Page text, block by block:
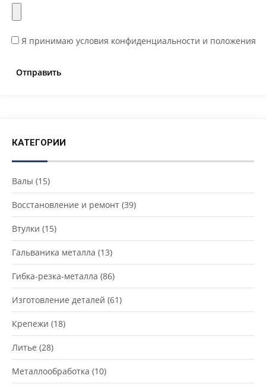
Я принимаю условия конфиденциальности и положения
КАТЕГОРИИ
Валы (15)
Восстановление и ремонт (39)
Втулки (15)
Гальваника металла (13)
Гибка-резка-металла (86)
Изготовление деталей (61)
Крепежи (18)
Литье (28)
Металлообработка (10)